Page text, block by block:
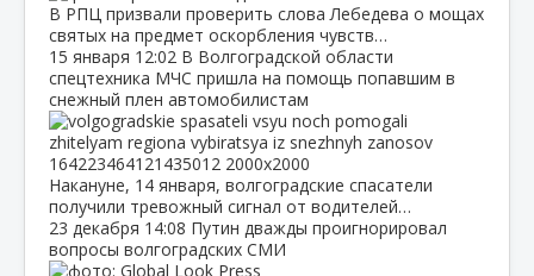
В РПЦ призвали проверить слова Лебедева о мощах
святых на предмет оскорбления чувств…
15 января 12:02 В Волгоградской области
спецтехника МЧС пришла на помощь попавшим в
снежный плен автомобилистам
Накануне, 14 января, волгоградские спасатели
получили тревожный сигнал от водителей…
23 декабря 14:08 Путин дважды проигнорировал
вопросы волгоградских СМИ